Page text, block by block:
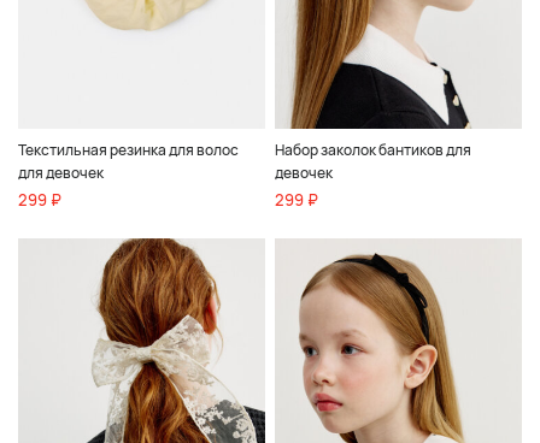
Текстильная резинка для волос
для девочек
299 ₽
Набор заколок бантиков для
девочек
299 ₽